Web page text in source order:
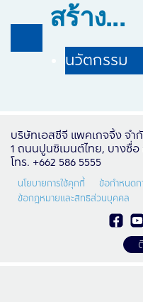
สร้าง...
นวัตกรรม
บริษัทเอสซีจี แพคเกจจิ้ง จำ
1 ถนนปูนซิเมนต์ไทย, บางซื่อ
โทร. +662 586 5555
นโยบายการใช้คุกกี้ ข้อกำหนดก
ข้อกฎหมายและสิทธิส่วนบุคคล